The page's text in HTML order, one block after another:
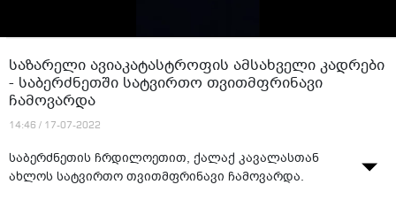
საზარელი ავიაკატასტროფის ამსახველი კადრები
- საბერძნეთში სატვირთო თვითმფრინავი
ჩამოვარდა
14:46 / 17-07-2022
საბერძნეთის ჩრდილოეთით, ქალაქ კავალასთან
ახლოს სატვირთო თვითმფრინავი ჩამოვარდა.